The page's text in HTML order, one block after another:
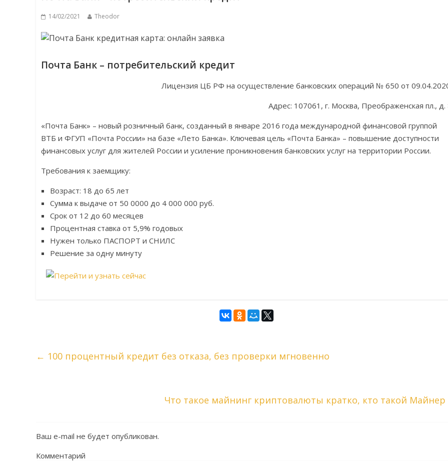
14/02/2021 Theodor
Почта Банк – потребительский кредит
Лицензия ЦБ РФ на осуществление банковских операций № 650 от
Адрес: 107061, г. Москва, Преображенская пл., д.
«Почта Банк» – новый розничный банк, созданный в январе 2016 года международной финансовой группой
ВТБ и ФГУП «Почта России» на базе «Лето Банка». Ключевая цель «Почта Банка» – повышение доступности
финансовых услуг для жителей России и усиление проникновения банковских услуг на территории России.
Требования к заемщику:
Возраст: 18 до 65 лет
Сумма к выдаче от 50 0000 до 4 000 000 руб.
Срок от 12 до 60 месяцев
Процентная ставка от 5,9% годовых
Нужен только ПАСПОРТ и СНИЛС
Решение за одну минуту
← 100 процентный кредит без отказа, без проверки мгновенно
Что такое майнинг криптовалюты кратко, кто такой Майнер
Ваш e-mail не будет опубликован.
Комментарий